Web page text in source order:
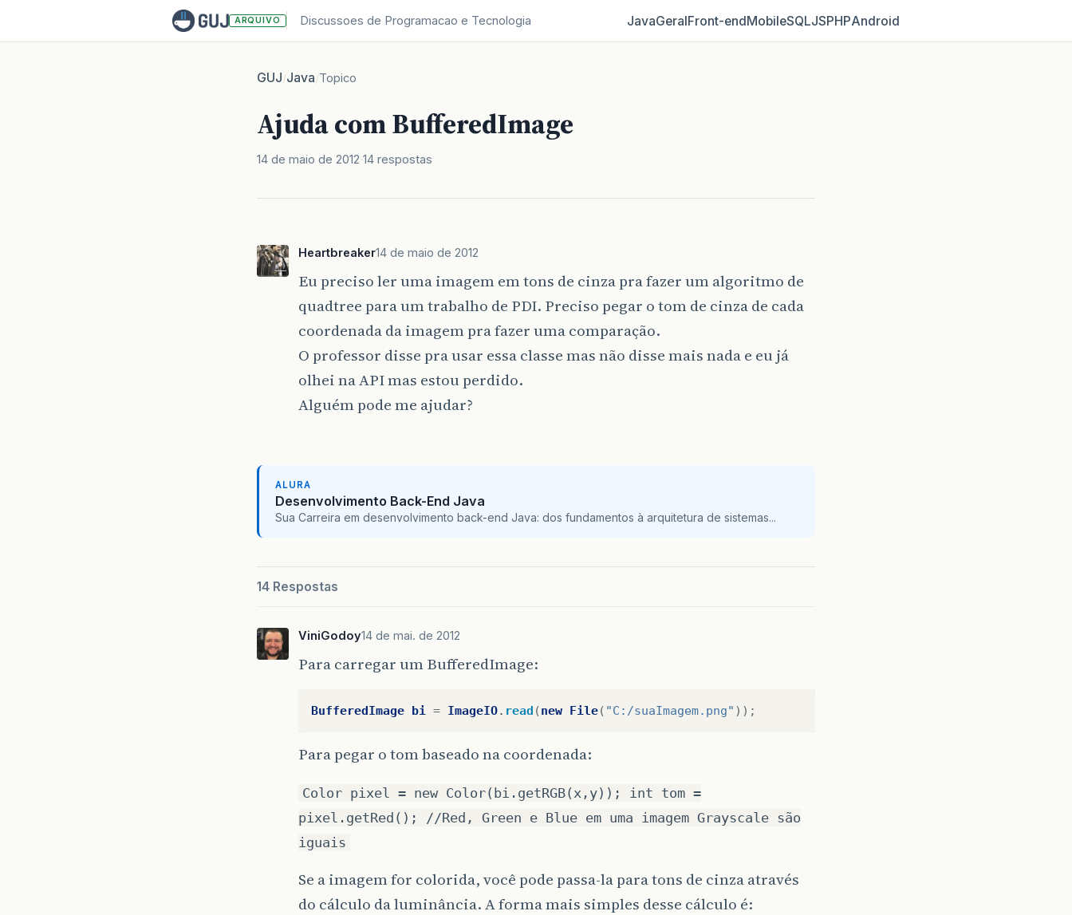
ARQUIVO Discussoes de Programacao e Tecnologia JavaGeralFront‑endMobileSQLJSPHPAndroid
GUJ/Java/Topico
Ajuda com BufferedImage
14 de maio de 2012 14 respostas
Heartbreaker14 de maio de 2012
Eu preciso ler uma imagem em tons de cinza pra fazer um algoritmo de
quadtree para um trabalho de PDI. Preciso pegar o tom de cinza de cada
coordenada da imagem pra fazer uma comparação.
O professor disse pra usar essa classe mas não disse mais nada e eu já
olhei na API mas estou perdido.
Alguém pode me ajudar?
ALURA
Desenvolvimento Back-End Java
Sua Carreira em desenvolvimento back-end Java: dos fundamentos à arquitetura de sistemas...
14 Respostas
ViniGodoy14 de mai. de 2012
Para carregar um BufferedImage:
BufferedImage bi = ImageIO. read (new File( "C:/suaImagem.png" ));
Para pegar o tom baseado na coordenada:
Color pixel = new Color(bi.getRGB(x,y)); int tom =
pixel.getRed(); //Red, Green e Blue em uma imagem Grayscale são
iguais
Se a imagem for colorida, você pode passa-la para tons de cinza através
do cálculo da luminância. A forma mais simples desse cálculo é: